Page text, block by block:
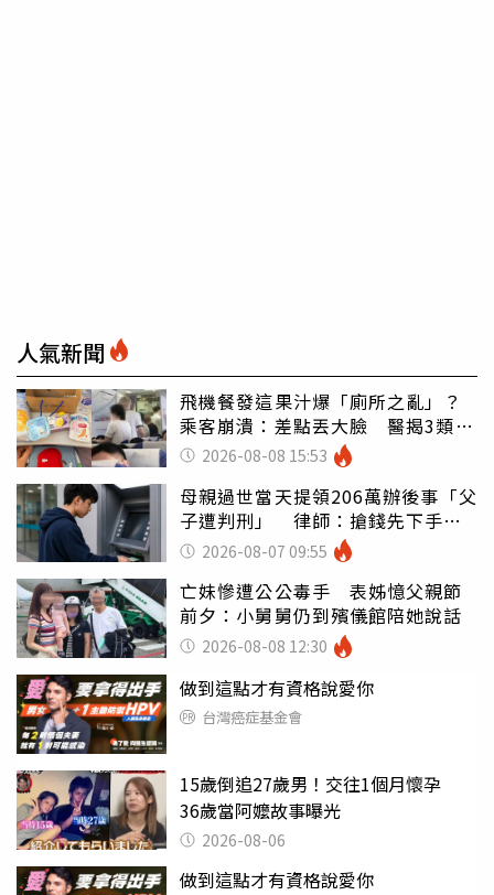
人氣新聞
飛機餐發這果汁爆「廁所之亂」？
乘客崩潰：差點丟大臉 醫揭3類人
別亂喝
2026-08-08 15:53
母親過世當天提領206萬辦後事「父
子遭判刑」 律師：搶錢先下手是
罪 2026-08-07 09:55
亡妹慘遭公公毒手 表姊憶父親節
前夕：小舅舅仍到殯儀館陪她說話
2026-08-08 12:30
做到這點才有資格說愛你
台灣癌症基金會
15歲倒追27歲男！交往1個月懷孕
36歲當阿嬤故事曝光
2026-08-06
做到這點才有資格說愛你